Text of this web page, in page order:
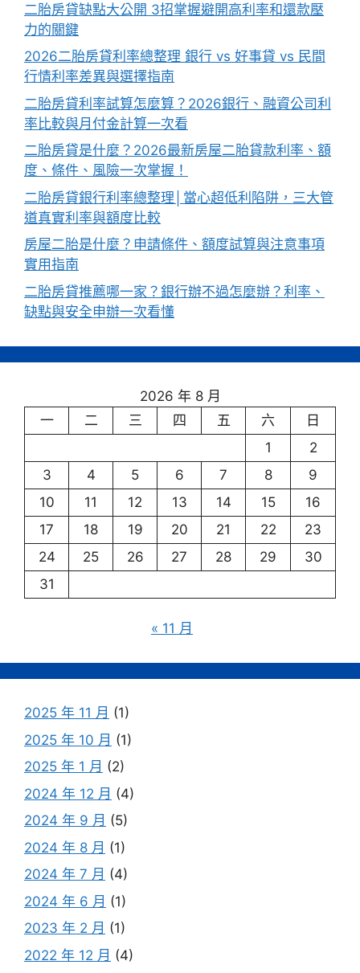
二胎房貸缺點大公開 3招掌握避開高利率和還款壓
力的關鍵
2026二胎房貸利率總整理 銀行 vs 好事貸 vs 民間
行情利率差異與選擇指南
二胎房貸利率試算怎麼算？2026銀行、融資公司利
率比較與月付金計算一次看
二胎房貸是什麼？2026最新房屋二胎貸款利率、額
度、條件、風險一次掌握！
二胎房貸銀行利率總整理│當心超低利陷阱，三大管
道真實利率與額度比較
房屋二胎是什麼？申請條件、額度試算與注意事項
實用指南
二胎房貸推薦哪一家？銀行辦不過怎麼辦？利率、
缺點與安全申辦一次看懂
2026 年 8 月
一
二 三 四 五 六
日
1
2
3
4 5 6 7 8
9
10
11 12 13 14 15
16
17
18 19 20 21 22
23
24
25 26 27 28 29
30
31
« 11 月
2025 年 11 月 (1)
2025 年 10 月 (1)
2025 年 1 月 (2)
2024 年 12 月 (4)
2024 年 9 月 (5)
2024 年 8 月 (1)
2024 年 7 月 (4)
2024 年 6 月 (1)
2023 年 2 月 (1)
2022 年 12 月 (4)